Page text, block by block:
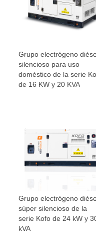
Grupo electrógeno
silencioso para uso
doméstico de la serie
de 16 KW y 20 KVA
Grupo electrógeno
súper silencioso de la
serie Kofo de 24 kW y
kVA